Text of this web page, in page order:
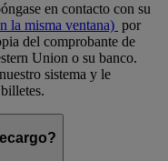
en contacto con su
la misma ventana) por
del comprobante de
Union o su banco.
sistema y le